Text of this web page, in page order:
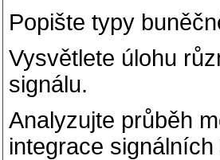
Popište typy
Vysvětlete úlohu
signálu.
Analyzujte průběh
integrace